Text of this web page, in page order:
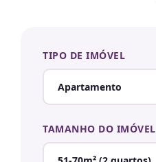
TIPO DE IMÓVEL
TAMANHO DO IMÓVEL